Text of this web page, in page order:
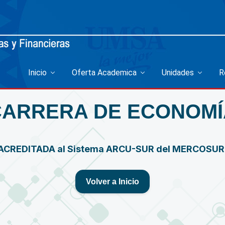
Inicio Oferta Academica Unidades
DE
al Sistema ARCU-SUR del MERCOSUR
Volver a Inicio